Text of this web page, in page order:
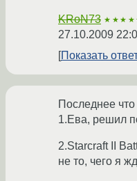
KRoN73
27.10.2009
Показать
Последнее
1.Ева, решил
2.Starcraft II
не то, чего я